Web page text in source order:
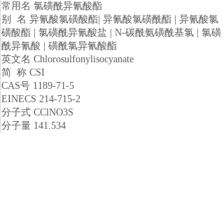
常用名 氯磺酰异氰酸酯
别 名 异氰酸氯磺酸酯| 异氰酸氯磺酰酯 | 异氰酸氯
磺酸酯 | 氯磺酰异氰酸盐 | N-碳酰氨磺酰基氯 | 氯磺
酰异氰酸 | 磺酰氯异氰酸酯
英文名 Chlorosulfonylisocyanate
简 称 CSI
CAS号 1189-71-5
EINECS 214-715-2
分子式 CClNO3S
分子量 141.534